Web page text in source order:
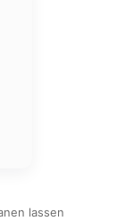
lassen